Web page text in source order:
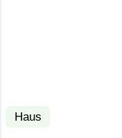
Haus